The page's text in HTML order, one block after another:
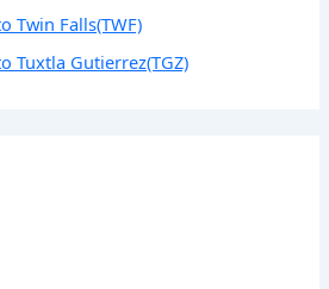
Twin Falls(TWF)
Tuxtla Gutierrez(TGZ)